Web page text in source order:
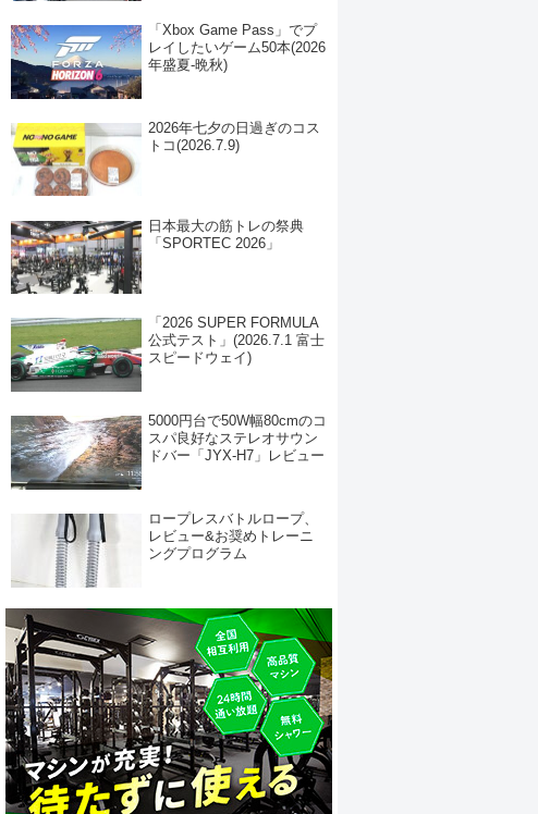
「Xbox Game Pass」でプ
レイしたいゲーム50本(2026
年盛夏-晩秋)
2026年七夕の日過ぎのコス
トコ(2026.7.9)
日本最大の筋トレの祭典
「SPORTEC 2026」
「2026 SUPER FORMULA
公式テスト」(2026.7.1 富士
スピードウェイ)
5000円台で50W幅80cmのコ
スパ良好なステレオサウン
ドバー「JYX-H7」レビュー
ロープレスバトルロープ、
レビュー&お奨めトレーニ
ングプログラム